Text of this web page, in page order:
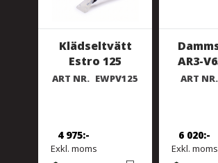
Klädseltvätt
Estro 125
ART NR. EWPV125
Exkl. moms
4 975
AR3-
ART NR.
Exkl. moms
6 020